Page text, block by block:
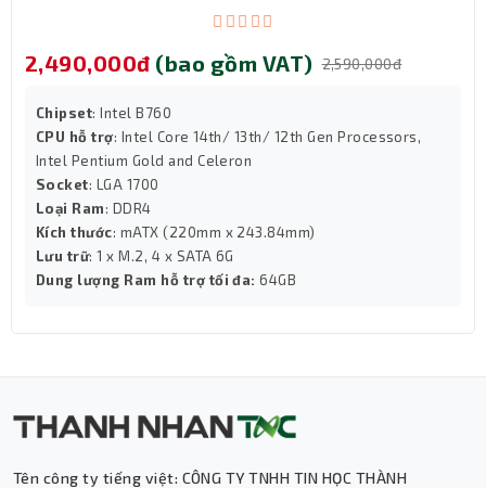
2,490,000đ (bao gồm VAT) 2,590,000đ
Chipset: Intel B760
CPU hỗ trợ: Intel Core 14th/ 13th/ 12th Gen Processors,
Intel Pentium Gold and Celeron
Socket: LGA 1700
Loại Ram: DDR4
Kích thước: mATX (220mm x 243.84mm)
Lưu trữ: 1 x M.2, 4 x SATA 6G
Dung lượng Ram hỗ trợ tối đa:64GB
Tên công ty tiếng việt: CÔNG TY TNHH TIN HỌC THÀNH